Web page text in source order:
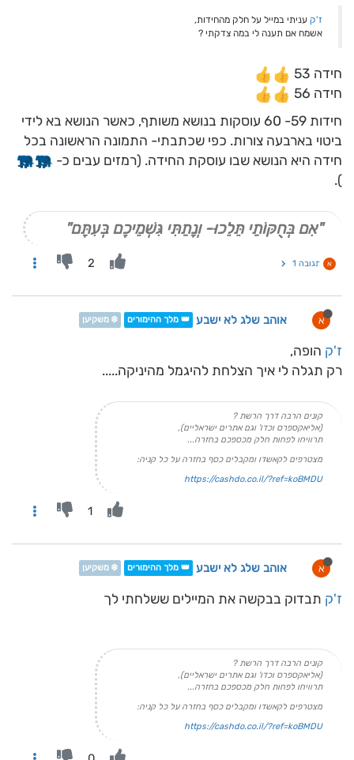
ז'ק עניתי במייל על חלק מהחידות,
אשמח אם תענה לי במה צדקתי ?
חידה 53
חידה 56
חידות 59- 60 עוסקות בנושא משותף, כאשר הנושא בא לידי
ביטוי בארבעה צורות. כפי שכתבתי- התמונה הראשונה בכל
חידה היא הנושא שבו עוסקת החידה. (רמזים עבים כ-
).
"אִם בְּחֻקּוֹתַי תֵּלֵכוּ- וְנָתַתִּי גִּשְׁמֵיכֶם בְּעִתָּם"
א תגובה 1 2
א אוהב שלג לא ישבע 👑 מלך ההימורים ❄️ משקיען
ז'ק הופה,
רק תגלה לי איך הצלחת להיגמל מהיניקה.....
קונים הרבה דרך הרשת ?
(אליאקספרס וכדו' וגם אתרים ישראליים),
תרוויחו לפחות חלק מכספכם בחזרה...
מצטרפים לקאשדו ומקבלים כסף בחזרה על כל קניה:
https://cashdo.co.il/?ref=koBMDU
1
א אוהב שלג לא ישבע 👑 מלך ההימורים ❄️ משקיען
ז'ק תבדוק בבקשה את המיילים ששלחתי לך
קונים הרבה דרך הרשת ?
(אליאקספרס וכדו' וגם אתרים ישראליים),
תרוויחו לפחות חלק מכספכם בחזרה...
מצטרפים לקאשדו ומקבלים כסף בחזרה על כל קניה:
https://cashdo.co.il/?ref=koBMDU